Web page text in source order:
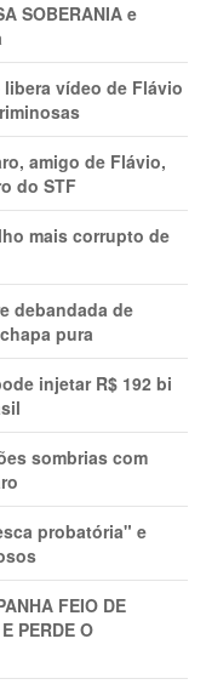
SOBERANIA e
vídeo de Flávio
amigo de Flávio,
do STF
mais corrupto de
debandada de
pura
injetar R$ 192 bi
sombrias com
probatória" e
FEIO DE
PERDE O